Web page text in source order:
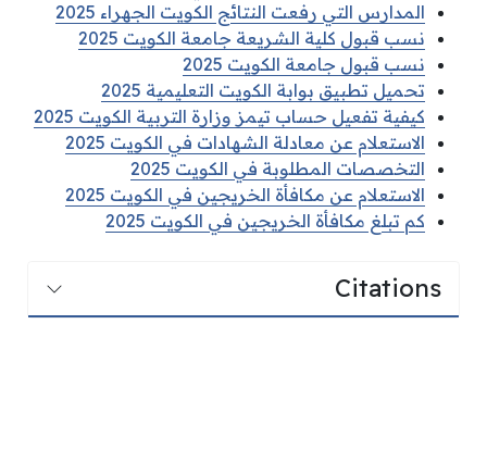
المدارس التي رفعت النتائج الكويت الجهراء 2025
نسب قبول كلية الشريعة جامعة الكويت 2025
نسب قبول جامعة الكويت 2025
تحميل تطبيق بوابة الكويت التعليمية 2025
كيفية تفعيل حساب تيمز وزارة التربية الكويت 2025
الاستعلام عن معادلة الشهادات في الكويت 2025
التخصصات المطلوبة في الكويت 2025
الاستعلام عن مكافأة الخريجين في الكويت 2025
كم تبلغ مكافأة الخريجين في الكويت 2025
Citations